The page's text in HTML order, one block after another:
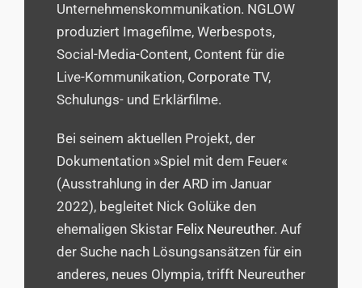
Unternehmenskommunikation. NGLOW
produziert Imagefilme, Werbespots,
Social-Media-Content, Content für die
Live-Kommunikation, Corporate TV,
Schulungs- und Erklärfilme.
Bei seinem aktuellen Projekt, der
Dokumentation »Spiel mit dem Feuer«
(Ausstrahlung in der ARD im Januar
2022), begleitet Nick Golüke den
ehemaligen Skistar Felix Neureuther. Auf
der Suche nach Lösungsansätzen für ein
anderes, neues Olympia, trifft Neureuther